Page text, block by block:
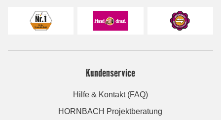
Kundenservice
Hilfe & Kontakt (FAQ)
HORNBACH Projektberatung